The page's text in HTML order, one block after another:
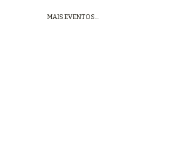
MAIS EVENTOS...